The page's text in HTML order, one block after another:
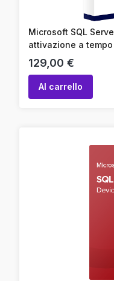
Microsoft SQL
attivazione a
online / codice
Prezzo
129,00 €
Al carrello